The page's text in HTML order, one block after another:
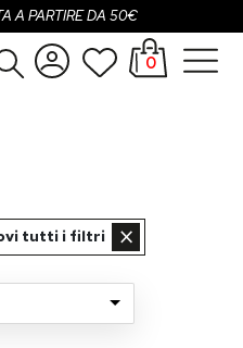
A PARTIRE DA 50€
0
tutti i filtri ×